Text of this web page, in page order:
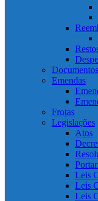
Emendas
Frotas
Legislações
Atos
Leis
Leis
Leis